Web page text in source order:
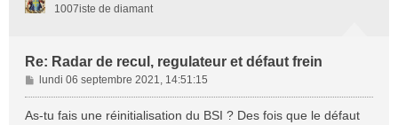
1007iste de diamant
Re: Radar de recul, regulateur et défaut frein
M
e
s
lundi 06 septembre 2021, 14:51:15
As-tu fais une réinitialisation du BSI ? Des fois que le défaut